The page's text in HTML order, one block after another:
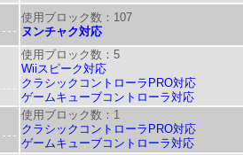
使用ブロック数：107
ヌンチャク対応
使用ブロック数：5
Wiiスピーク対応
クラシックコントローラPRO対応
ゲームキューブコントローラ対応
使用ブロック数：1
クラシックコントローラPRO対応
ゲームキューブコントローラ対応